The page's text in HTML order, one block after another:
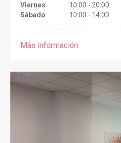
Viernes
10:00 - 20:00
Sábado
10:00 - 14:00
Más información